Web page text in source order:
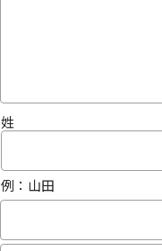
姓
例：山田